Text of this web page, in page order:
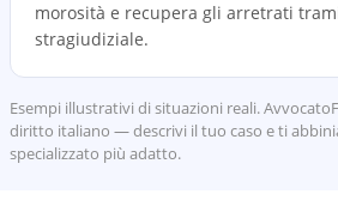
morosità e recupera gli arretrati
stragiudiziale.
Esempi illustrativi di situazioni reali.
diritto italiano — descrivi il tuo caso e ti
specializzato più adatto.